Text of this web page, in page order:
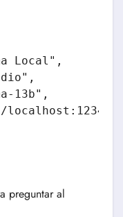
Local",
13b",
localhost:1234/
preguntar al